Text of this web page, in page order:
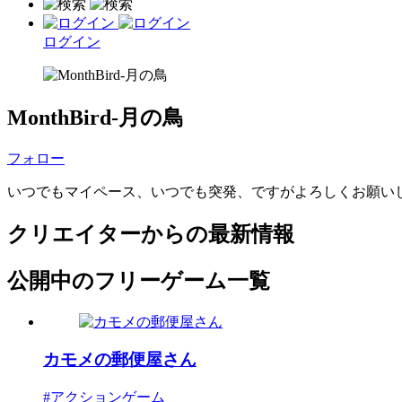
ログイン
MonthBird-月の鳥
フォロー
いつでもマイペース、いつでも突発、ですがよろしくお願い
クリエイターからの最新情報
公開中のフリーゲーム一覧
カモメの郵便屋さん
#アクションゲーム